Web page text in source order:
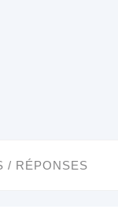
/ RÉPONSES